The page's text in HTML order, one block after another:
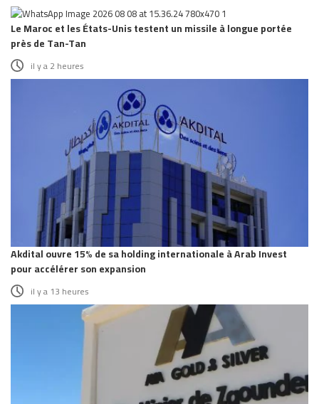
Le Maroc et les États-Unis testent un missile à longue portée
près de Tan-Tan
il y a 2 heures
Akdital ouvre 15% de sa holding internationale à Arab Invest
pour accélérer son expansion
il y a 13 heures